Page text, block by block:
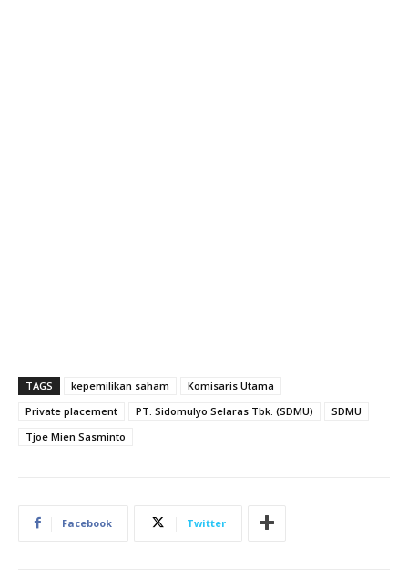
TAGS kepemilikan saham
Komisaris Utama
Private placement
PT. Sidomulyo Selaras Tbk. (SDMU)
SDMU
Tjoe Mien Sasminto
Facebook Twitter